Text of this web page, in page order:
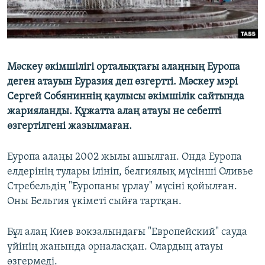
Мәскеу әкімшілігі орталықтағы алаңның Еуропа
деген атауын Еуразия деп өзгертті. Мәскеу мэрі
Сергей Собяниннің қаулысы әкімшілік сайтында
жарияланды. Құжатта алаң атауы не себепті
өзгертілгені жазылмаған.
Еуропа алаңы 2002 жылы ашылған. Онда Еуропа
елдерінің тулары ілініп, белгиялық мүсінші Оливье
Стребельдің "Еуропаны ұрлау" мүсіні қойылған.
Оны Бельгия үкіметі сыйға тартқан.
Бұл алаң Киев вокзалындағы "Европейский" сауда
үйінің жанында орналасқан. Олардың атауы
өзгермеді.